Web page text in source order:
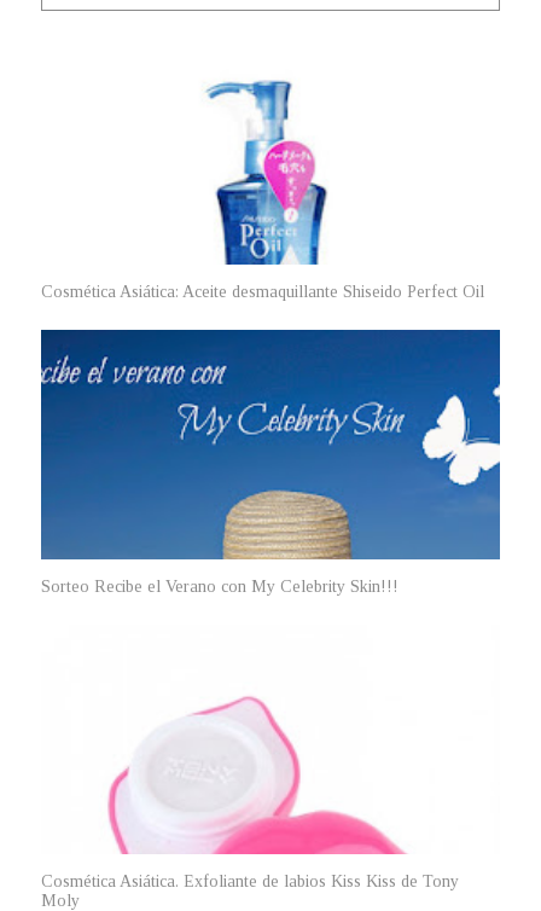
Cosmética Asiática: Aceite desmaquillante Shiseido Perfect Oil
Sorteo Recibe el Verano con My Celebrity Skin!!!
Cosmética Asiática. Exfoliante de labios Kiss Kiss de Tony
Moly